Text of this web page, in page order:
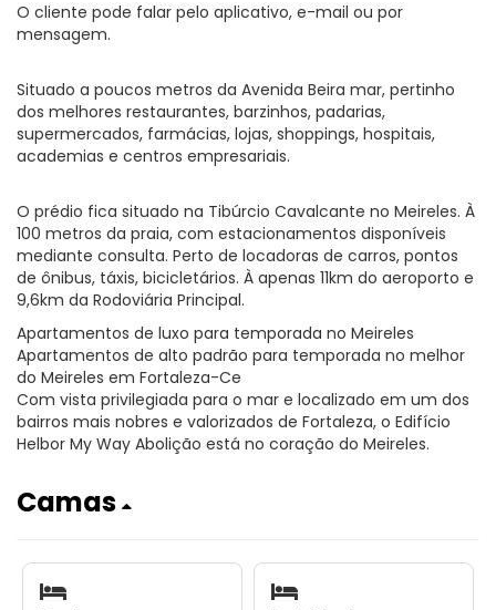
O cliente pode falar pelo aplicativo, e-mail ou por
mensagem.
Situado a poucos metros da Avenida Beira mar, pertinho
dos melhores restaurantes, barzinhos, padarias,
supermercados, farmácias, lojas, shoppings, hospitais,
academias e centros empresariais.
O prédio fica situado na Tibúrcio Cavalcante no Meireles. À
100 metros da praia, com estacionamentos disponíveis
mediante consulta. Perto de locadoras de carros, pontos
de ônibus, táxis, bicicletários. À apenas 11km do aeroporto e
9,6km da Rodoviária Principal.
Apartamentos de luxo para temporada no Meireles
Apartamentos de alto padrão para temporada no melhor
do Meireles em Fortaleza-Ce
Com vista privilegiada para o mar e localizado em um dos
bairros mais nobres e valorizados de Fortaleza, o Edifício
Helbor My Way Abolição está no coração do Meireles.
Camas